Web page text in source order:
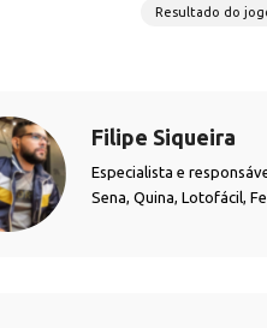
Resultado do
Filipe Siqueira
Especialista e
Sena, Quina, Lotofácil,